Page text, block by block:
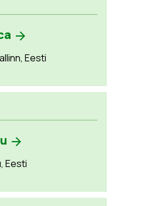
Eesti
Eesti